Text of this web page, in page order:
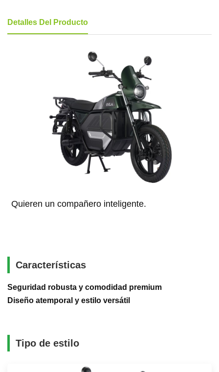
Detalles Del Producto
Quieren un compañero inteligente.
Características
Seguridad robusta y comodidad premium
Diseño atemporal y estilo versátil
Tipo de estilo